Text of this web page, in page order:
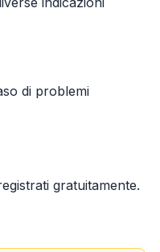
di problemi
gratuitamente.